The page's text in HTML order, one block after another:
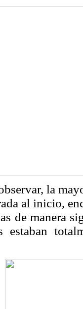
la
al inicio,
de manera
estaban